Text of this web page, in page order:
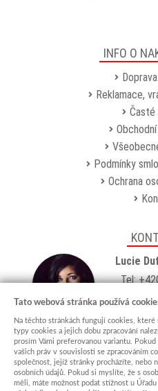
INFO O
Reklamace,
Podmínky
Ochrana
Lucie
Tel:
Email:
Po-
Tato webová stránka používá
Na těchto stránkách fungují cookies,
typy cookies a jejich dobu zpracování
prosím Vámi preferovanou variantu.
vašich práv v souvislosti se zpracováním
společnost, jejíž stránky procházíte, nebo
osobních údajů. Pokud si myslíte, že s
měli, máte možnost podat stížnost u